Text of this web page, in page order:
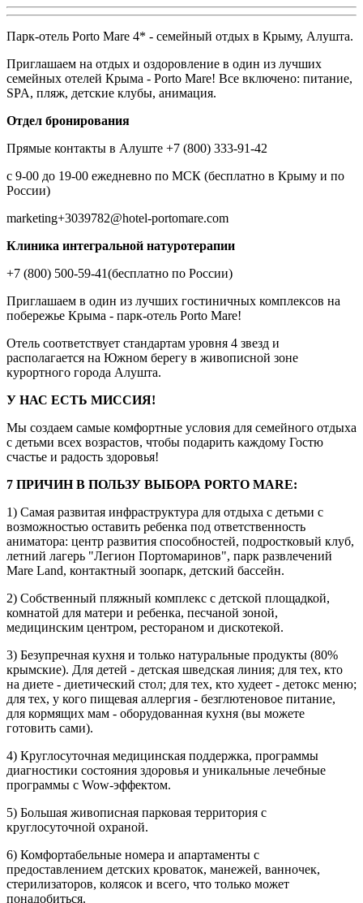
Парк-отель Porto Mare 4* - семейный отдых в Крыму, Алушта.
Приглашаем на отдых и оздоровление в один из лучших
семейных отелей Крыма - Porto Mare! Все включено: питание,
SPA, пляж, детские клубы, анимация.
Отдел бронирования
Прямые контакты в Алуште +7 (800) 333-91-42
с 9-00 до 19-00 ежедневно по МСК (бесплатно в Крыму и по
России)
marketing+3039782@hotel-portomare.com
Клиника интегральной натуротерапии
+7 (800) 500-59-41(бесплатно по России)
Приглашаем в один из лучших гостиничных комплексов на
побережье Крыма - парк-отель Porto Mare!
Отель соответствует стандартам уровня 4 звезд и
располагается на Южном берегу в живописной зоне
курортного города Алушта.
У НАС ЕСТЬ МИССИЯ!
Мы создаем самые комфортные условия для семейного отдыха
с детьми всех возрастов, чтобы подарить каждому Гостю
счастье и радость здоровья!
7 ПРИЧИН В ПОЛЬЗУ ВЫБОРА PORTO MARE:
1) Самая развитая инфраструктура для отдыха с детьми с
возможностью оставить ребенка под ответственность
аниматора: центр развития способностей, подростковый клуб,
летний лагерь "Легион Портомаринов", парк развлечений
Mare Land, контактный зоопарк, детский бассейн.
2) Собственный пляжный комплекс с детской площадкой,
комнатой для матери и ребенка, песчаной зоной,
медицинским центром, рестораном и дискотекой.
3) Безупречная кухня и только натуральные продукты (80%
крымские). Для детей - детская шведская линия; для тех, кто
на диете - диетический стол; для тех, кто худеет - детокс меню;
для тех, у кого пищевая аллергия - безглютеновое питание,
для кормящих мам - оборудованная кухня (вы можете
готовить сами).
4) Круглосуточная медицинская поддержка, программы
диагностики состояния здоровья и уникальные лечебные
программы с Wow-эффектом.
5) Большая живописная парковая территория с
круглосуточной охраной.
6) Комфортабельные номера и апартаменты с
предоставлением детских кроваток, манежей, ванночек,
стерилизаторов, колясок и всего, что только может
понадобиться.